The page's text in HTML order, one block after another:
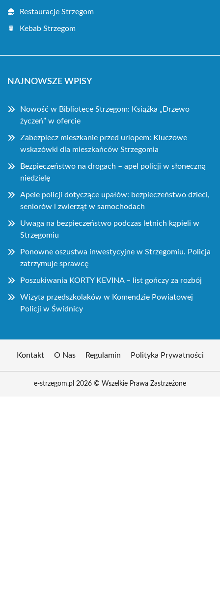
Restauracje Strzegom
Kebab Strzegom
NAJNOWSZE WPISY
Nowość w Bibliotece Strzegom: Książka „Drzewo
życzeń” w ofercie
Zabezpiecz mieszkanie przed urlopem: Kluczowe
wskazówki dla mieszkańców Strzegomia
Bezpieczeństwo na drogach – apel policji w słoneczną
niedzielę
Apele policji dotyczące upałów: bezpieczeństwo dzieci,
seniorów i zwierząt w samochodach
Uwaga na bezpieczeństwo podczas letnich kąpieli w
Strzegomiu
Ponowne oszustwa inwestycyjne w Strzegomiu. Policja
zatrzymuje sprawcę
Poszukiwania KORTY KEVINA – list gończy za rozbój
Wizyta przedszkolaków w Komendzie Powiatowej
Policji w Świdnicy
Kontakt O Nas Regulamin Polityka Prywatności
e-strzegom.pl 2026 © Wszelkie Prawa Zastrzeżone